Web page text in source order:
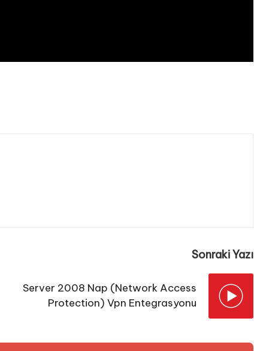
Sonraki Yazı
Server 2008 Nap (Network Access
Protection) Vpn Entegrasyonu